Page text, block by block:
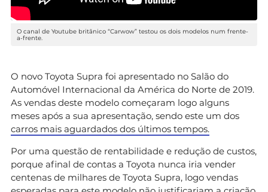
O canal de Youtube britânico “Carwow” testou os dois modelos num frente-
a-frente.
O novo Toyota Supra foi apresentado no Salão do
Automóvel Internacional da América do Norte de 2019.
As vendas deste modelo começaram logo alguns
meses após a sua apresentação, sendo este um dos
carros mais aguardados dos últimos tempos.
Por uma questão de rentabilidade e redução de custos,
porque afinal de contas a Toyota nunca iria vender
centenas de milhares de Toyota Supra, logo vendas